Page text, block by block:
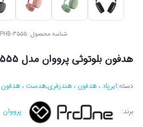
شناسه محصول: PHB-3555
هدفون بلوتوثی پرووان مدل PHB3555
دسته:ایرپاد ، هدفون ، هندزفری,هدست ، هدفون
برند: پرووان